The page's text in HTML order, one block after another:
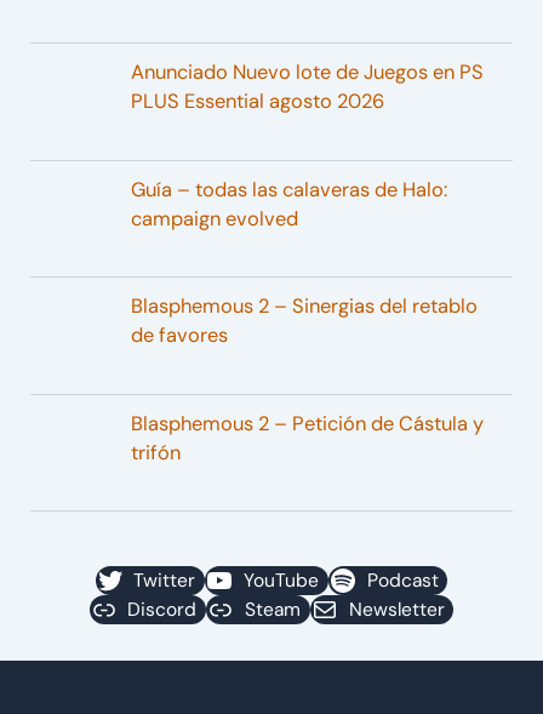
Anunciado Nuevo lote de Juegos en PS
PLUS Essential agosto 2026
Guía – todas las calaveras de Halo:
campaign evolved
Blasphemous 2 – Sinergias del retablo
de favores
Blasphemous 2 – Petición de Cástula y
trifón
Twitter YouTube
Podcast
Discord
Steam Newsletter